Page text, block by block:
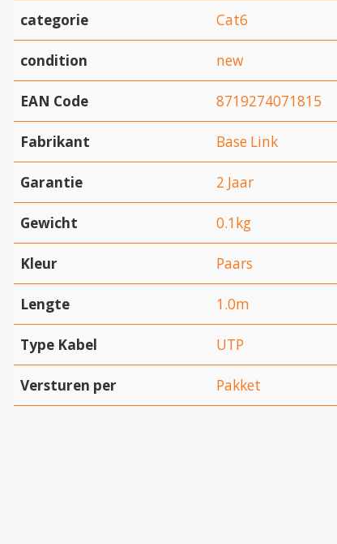
categorie Cat6
condition new
EAN Code 8719274071815
Fabrikant Base Link
Garantie 2 Jaar
Gewicht 0.1kg
Kleur Paars
Lengte 1.0m
Type Kabel UTP
Versturen per Pakket